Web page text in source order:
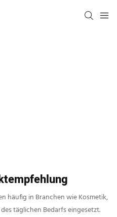
häufig in Branchen wie Kosmetik,
täglichen Bedarfs eingesetzt.